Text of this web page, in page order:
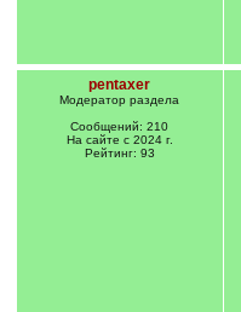
pentaxer
Модератор раздела
Сообщений: 210
На сайте с 2024 г.
Рейтинг: 93